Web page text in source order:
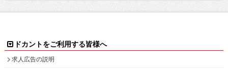
ドカントをご利用する皆様へ
求人広告の説明